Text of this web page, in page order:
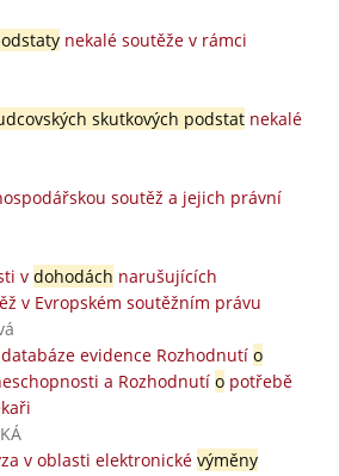
nekalé soutěže v rámci
skutkových podstatnekalé
soutěž a jejich právní
v dohodách narušujících
v Evropském soutěžním právu
evidence Rozhodnutí o
a Rozhodnutí opotřebě
v oblasti elektronické výměny